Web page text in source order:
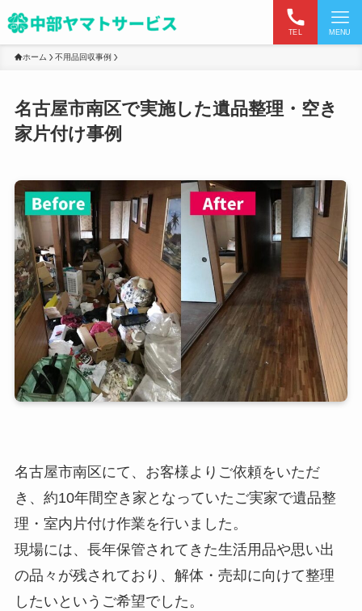
TEL MENU
ホーム 不用品回収事例
名古屋市南区で実施した遺品整理・空き
家片付け事例
名古屋市南区にて、お客様よりご依頼をいただ
き、約10年間空き家となっていたご実家で遺品整
理・室内片付け作業を行いました。
現場には、長年保管されてきた生活用品や思い出
の品々が残されており、解体・売却に向けて整理
したいというご希望でした。